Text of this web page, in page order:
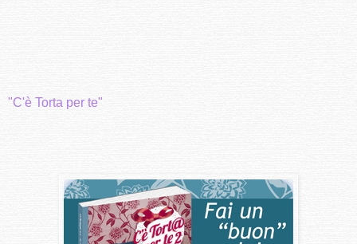
"C'è Torta per te"